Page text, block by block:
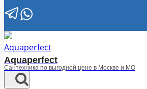
Aquaperfect
Сантехника по выгодной цене в Москве и МО